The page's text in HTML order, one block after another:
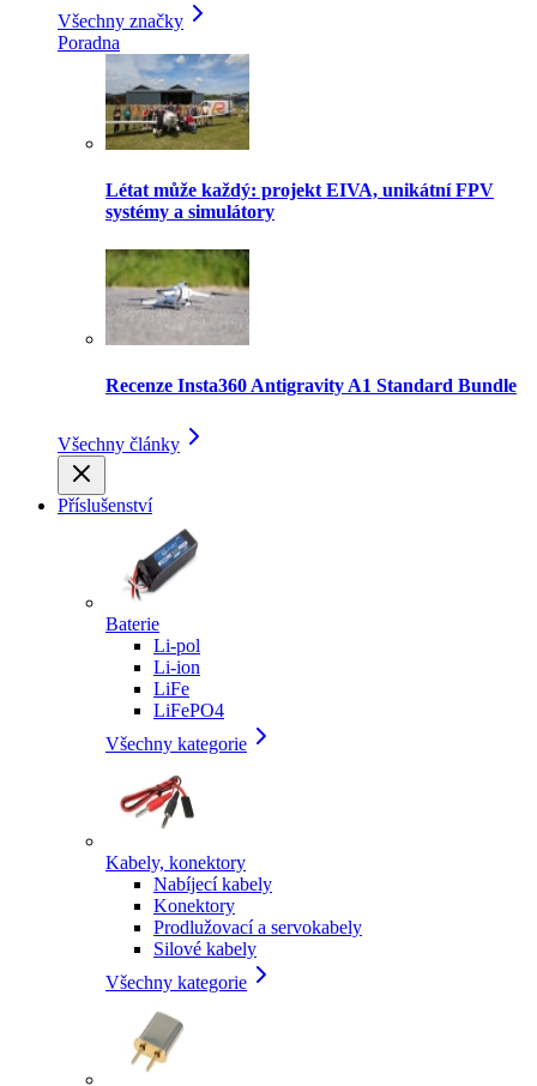
Všechny značky
Poradna
Létat může každý: projekt EIVA, unikátní FPV
systémy a simulátory
Recenze Insta360 Antigravity A1 Standard Bundle
Všechny články
Příslušenství
Baterie
Li-pol
Li-ion
LiFe
LiFePO4
Všechny kategorie
Kabely, konektory
Nabíjecí kabely
Konektory
Prodlužovací a servokabely
Silové kabely
Všechny kategorie